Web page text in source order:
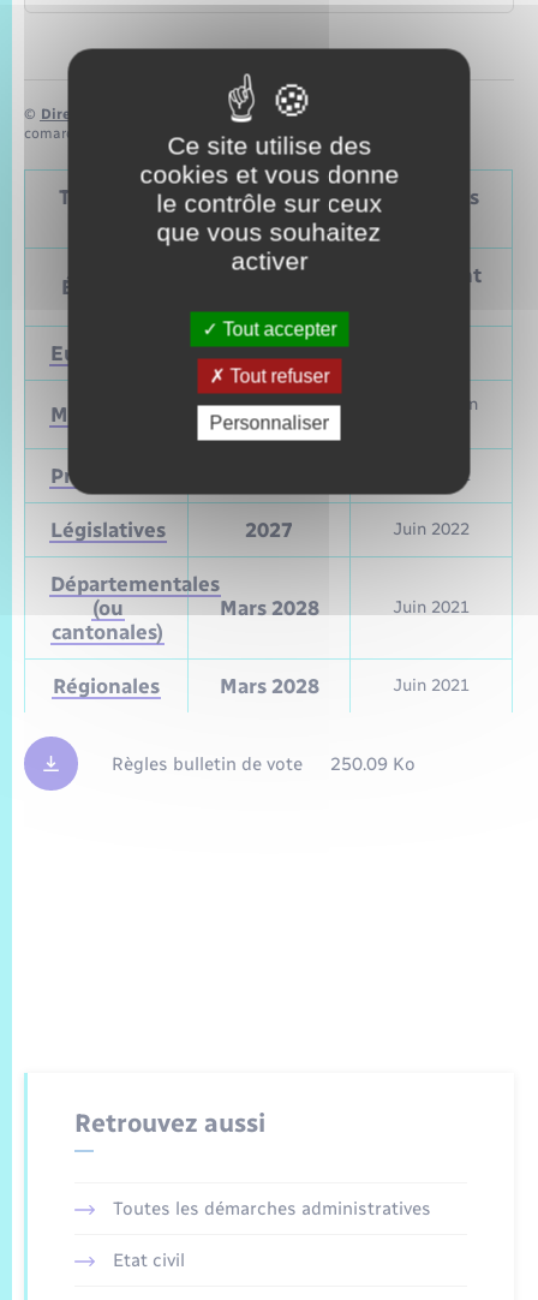
© Direction de l’information légale et administrative
comarquage developpé par
baseo.io
Tableau – Dates et périodicité des élections
politiques
Élections
Prochain
Précédent
Européennes 9 juin 2024
Municipales 2026
Mars et juin
Présidentielle Avril 2022
Législatives 2027 Juin 2022
Départementales
(ou
cantonales)
Mars 2028 Juin 2021
Régionales Mars 2028 Juin 2021
Règles bulletin de vote 250.09 Ko
Retrouvez aussi
Toutes les démarches administratives
Etat civil
Ce site utilise des
cookies et vous donne
le contrôle sur ceux
que vous souhaitez
activer
Tout accepter
Tout refuser
Personnaliser